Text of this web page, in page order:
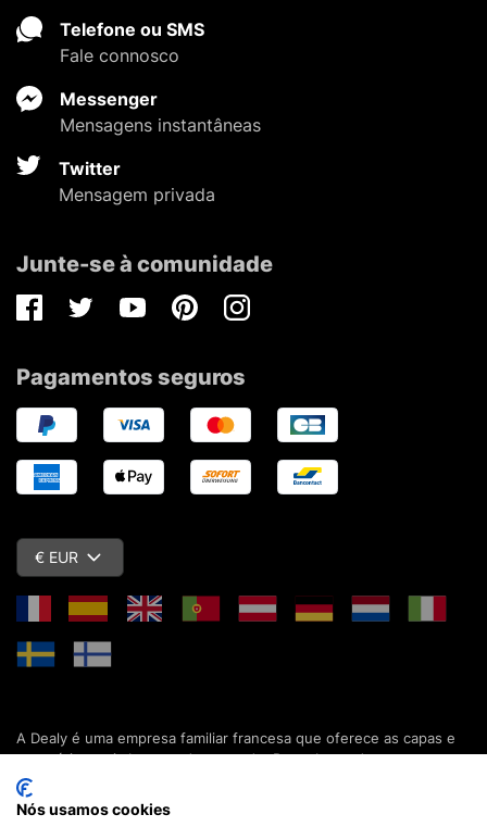
Telefone ou SMS
Fale connosco
Messenger
Mensagens instantâneas
Twitter
Mensagem privada
Junte-se à comunidade
FacebookTwitterYoutubePinterestInstagram
Pagamentos seguros
€ EUR
A Dealy é uma empresa familiar francesa que oferece as capas e
acessórios mais baratos do mercado. Descubra todas as nossas
colecções de capas, estojos, protecções de ecrã e acessórios
para o seu smartphone, tablet, computador ou relógio conectado.
Desde 2012, apresentamos novidades todos os dias para lhe
Nós usamos cookies